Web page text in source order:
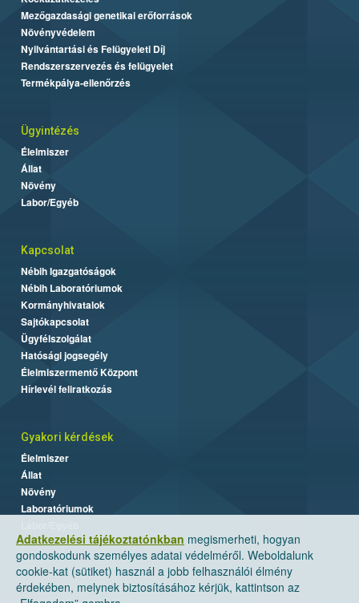
Adatkezelési tájékoztatónkban megismerheti, hogyan
gondoskodunk személyes adatai védelméről. Weboldalunk
cookie-kat (sütiket) használ a jobb felhasználói élmény
érdekében, melynek biztosításához kérjük, kattintson az
Mezőgazdasági genetikai erőforrások
Növényvédelem
Nyilvántartási és Felügyeleti Díj
Rendszerszervezés és felügyelet
Termékpálya-ellenőrzés
Ügyintézés
Élelmiszer
Állat
Növény
Labor/Egyéb
Kapcsolat
Nébih Igazgatóságok
Nébih Laboratóriumok
Kormányhivatalok
Sajtókapcsolat
Ügyfélszolgálat
Hatósági jogsegély
Élelmiszermentő Központ
Hírlevél feliratkozás
Gyakori kérdések
Élelmiszer
Állat
Növény
Laboratóriumok